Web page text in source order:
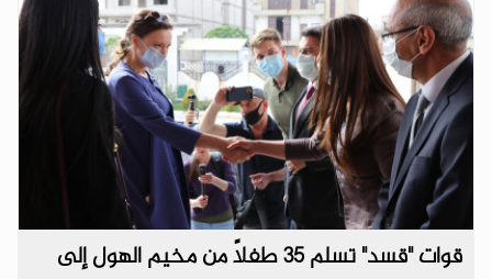
قوات "قسد" تسلم 35 طفلاً من مخيم الهول إلى